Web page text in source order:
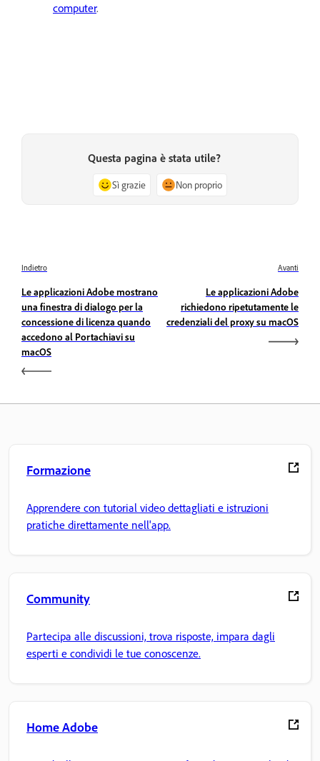
computer.
Questa pagina è stata utile?
Sì grazie Non proprio
Indietro
Le applicazioni Adobe mostrano
una finestra di dialogo per la
concessione di licenza quando
accedono al Portachiavi su
macOS
Avanti
Le applicazioni Adobe
richiedono ripetutamente le
credenziali del proxy su macOS
Formazione
Apprendere con tutorial video dettagliati e istruzioni
pratiche direttamente nell'app.
Community
Partecipa alle discussioni, trova risposte, impara dagli
esperti e condividi le tue conoscenze.
Home Adobe